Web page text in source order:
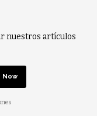
nuestros artículos